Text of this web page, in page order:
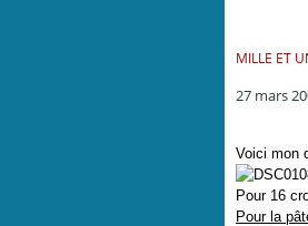
MILLE ET
27 mars
Voici mon
Pour 16
Pour la